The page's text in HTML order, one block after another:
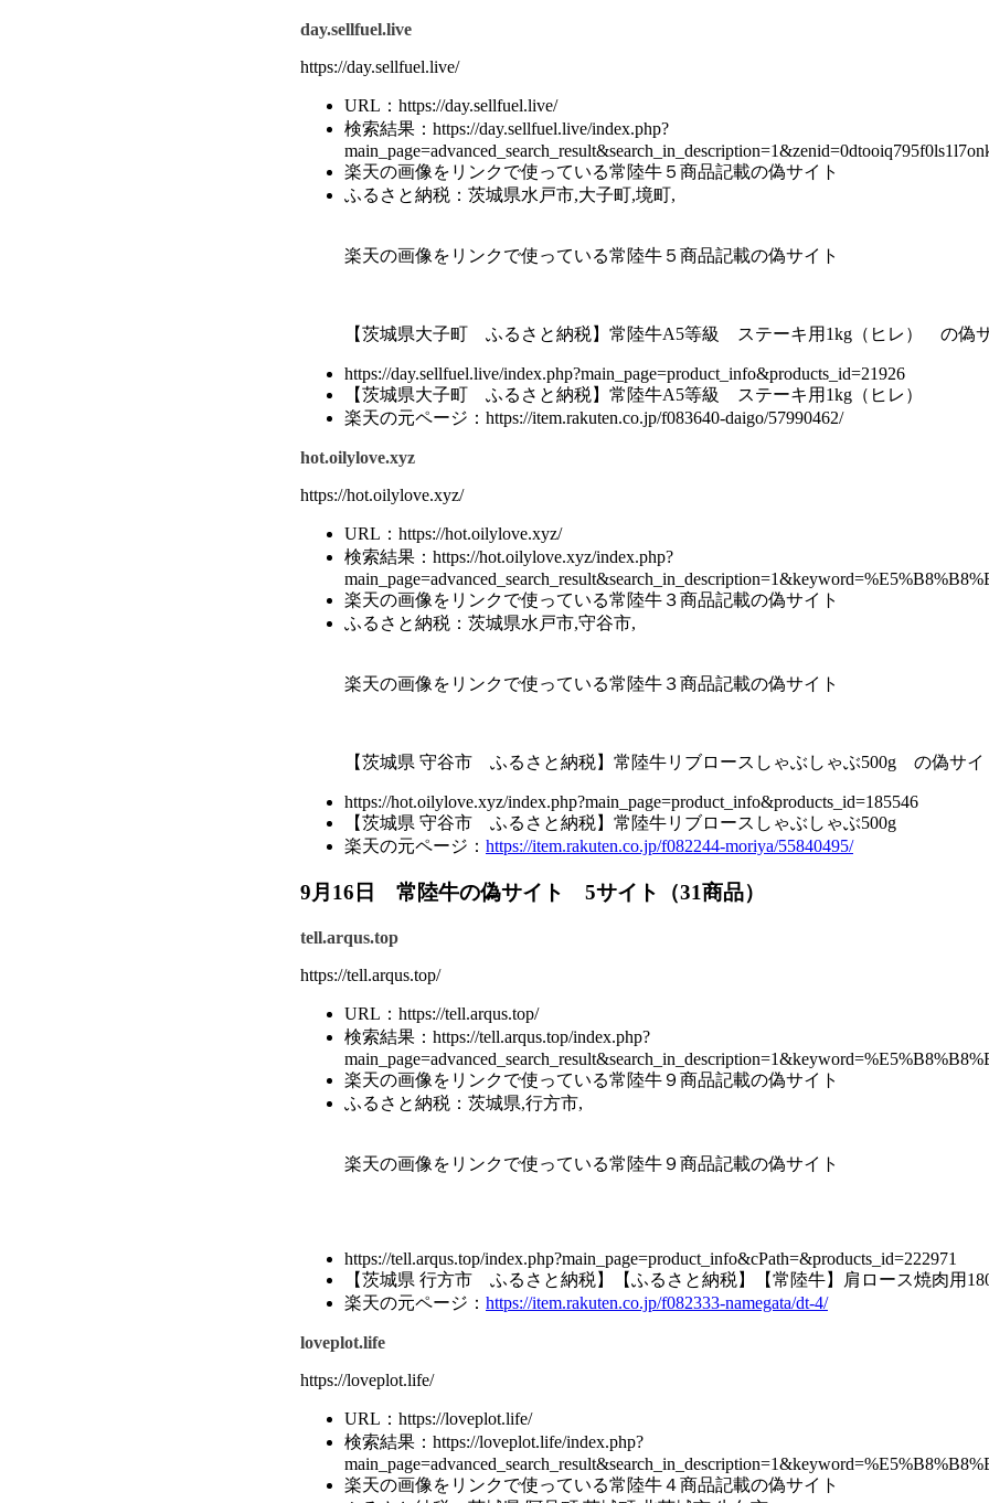
day.sellfuel.live
https://day.sellfuel.live/
URL：https://day.sellfuel.live/
検索結果：https://day.sellfuel.live/index.php?
楽天の画像をリンクで使っている常陸牛５商品記載の偽サイト
ふるさと納税：茨城県水戸市,大子町,境町,
楽天の画像をリンクで使っている常陸牛５商品記載の偽サイト
【茨城県大子町 ふるさと納税】常陸牛A5等級 ステーキ用1kg（ヒレ） の偽
https://day.sellfuel.live/index.php?main_page=product_info&products_id=21926
【茨城県大子町 ふるさと納税】常陸牛A5等級 ステーキ用1kg（ヒレ）
楽天の元ページ：https://item.rakuten.co.jp/f083640-daigo/57990462/
hot.oilylove.xyz
https://hot.oilylove.xyz/
URL：https://hot.oilylove.xyz/
検索結果：https://hot.oilylove.xyz/index.php?
楽天の画像をリンクで使っている常陸牛３商品記載の偽サイト
ふるさと納税：茨城県水戸市,守谷市,
楽天の画像をリンクで使っている常陸牛３商品記載の偽サイト
【茨城県 守谷市 ふるさと納税】常陸牛リブロースしゃぶしゃぶ500g の偽サイ
https://hot.oilylove.xyz/index.php?main_page=product_info&products_id=185546
【茨城県 守谷市 ふるさと納税】常陸牛リブロースしゃぶしゃぶ500g
楽天の元ページ： https://item.rakuten.co.jp/f082244-moriya/55840495/
9月16日 常陸牛の偽サイト 5サイト（31商品）
tell.arqus.top
https://tell.arqus.top/
URL：https://tell.arqus.top/
検索結果：https://tell.arqus.top/index.php?
楽天の画像をリンクで使っている常陸牛９商品記載の偽サイト
ふるさと納税：茨城県,行方市,
楽天の画像をリンクで使っている常陸牛９商品記載の偽サイト
https://tell.arqus.top/index.php?main_page=product_info&cPath=&products_id=222971
【茨城県 行方市 ふるさと納税】【ふるさと納税】【常陸牛】肩ロース焼肉用
楽天の元ページ： https://item.rakuten.co.jp/f082333-namegata/dt-4/
loveplot.life
https://loveplot.life/
URL：https://loveplot.life/
検索結果：https://loveplot.life/index.php?
楽天の画像をリンクで使っている常陸牛４商品記載の偽サイト